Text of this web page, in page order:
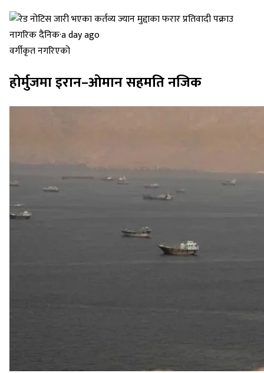
नागरिक दैनिक·a day ago
वर्गीकृत नगरिएको
होर्मुजमा इरान–ओमान सहमति नजिक